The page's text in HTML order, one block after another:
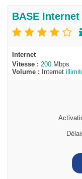
BASE
Internet
Vitesse : 200 Mbps
Volume :
Internet